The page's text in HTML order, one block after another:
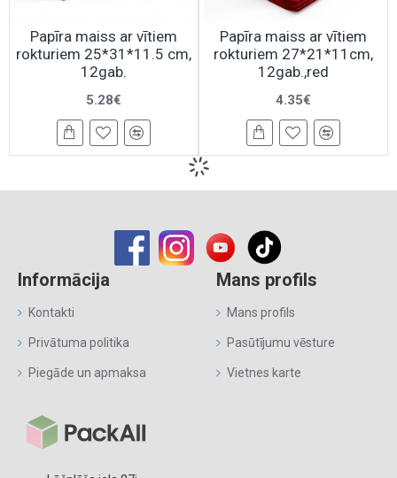
Papīra maiss ar vītiem
rokturiem 25*31*11.5 cm,
12gab.
5.28€
Papīra maiss ar vītiem
rokturiem 27*21*11cm,
12gab.,red
4.35€
Papīra maiss ar vītiem
rokturiem 27*22*11cm,
Papīra maiss ar vītiem
rokturiem 27*22*11cm,